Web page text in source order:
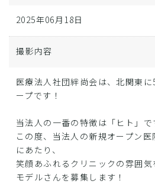
2025年06月18日
撮影内容
医療法人社団絆尚会は、北関東
ープです！
当法人の一番の特徴は「ヒト」で
この度、当法人の新規オープン
にあたり、
笑顔あふれるクリニックの雰囲
モデルさんを募集します！